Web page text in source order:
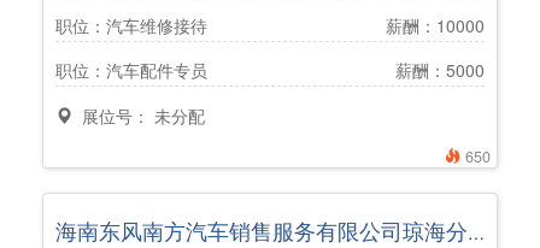
650
职位：汽车维修接待
薪酬：10000
职位：汽车配件专员
薪酬：5000
展位号： 未分配
海南东风南方汽车销售服务有限公司琼海分公司